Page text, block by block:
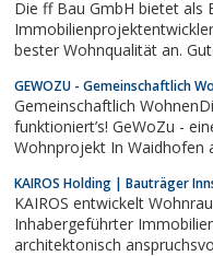
Die ff Bau GmbH bietet als
bester Wohnqualität an.
GEWOZU - Gemeinschaftlich
Gemeinschaftlich WohnenDie Zukunft
funktioniert’s! GeWoZu - eine kurze Beschreibung Das
Wohnprojekt In Waidhofen
Das ...
KAIROS Holding | Bauträger
KAIROS entwickelt
Inhabergeführter
architektonisch